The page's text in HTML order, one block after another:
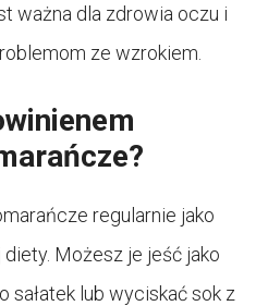
ważna dla zdrowia oczu i
ze wzrokiem.
regularnie jako
Możesz je jeść jako
sałatek lub wyciskać sok z